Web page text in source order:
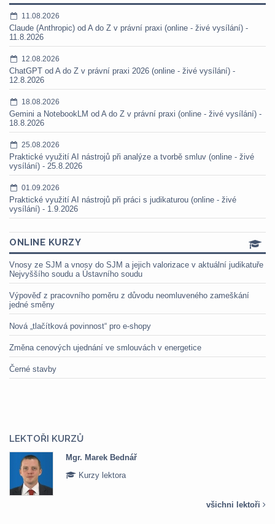
11.08.2026
Claude (Anthropic) od A do Z v právní praxi (online - živé vysílání) -
11.8.2026
12.08.2026
ChatGPT od A do Z v právní praxi 2026 (online - živé vysílání) -
12.8.2026
18.08.2026
Gemini a NotebookLM od A do Z v právní praxi (online - živé vysílání) -
18.8.2026
25.08.2026
Praktické využití AI nástrojů při analýze a tvorbě smluv (online - živé
vysílání) - 25.8.2026
01.09.2026
Praktické využití AI nástrojů při práci s judikaturou (online - živé
vysílání) - 1.9.2026
ONLINE KURZY
Vnosy ze SJM a vnosy do SJM a jejich valorizace v aktuální judikatuře
Nejvyššího soudu a Ústavního soudu
Výpověď z pracovního poměru z důvodu neomluveného zameškání
jedné směny
Nová „tlačítková povinnost“ pro e-shopy
Změna cenových ujednání ve smlouvách v energetice
Černé stavby
LEKTOŘI KURZŮ
Mgr. Marek Bednář
Kurzy lektora
všichni lektoři